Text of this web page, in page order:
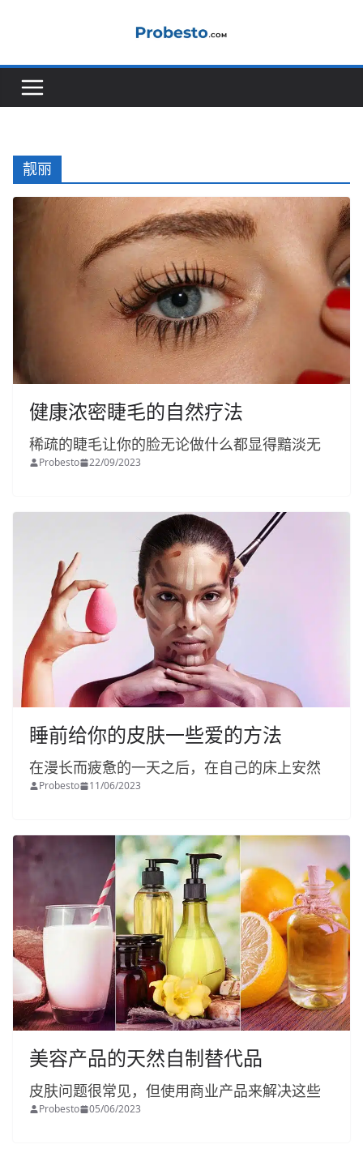
靓丽
健康浓密睫毛的自然疗法
稀疏的睫毛让你的脸无论做什么都显得黯淡无
Probesto 22/09/2023
睡前给你的皮肤一些爱的方法
在漫长而疲惫的一天之后，在自己的床上安然
Probesto 11/06/2023
美容产品的天然自制替代品
皮肤问题很常见，但使用商业产品来解决这些
Probesto 05/06/2023